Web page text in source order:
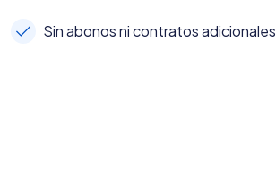
Sin abonos ni contratos adicionales